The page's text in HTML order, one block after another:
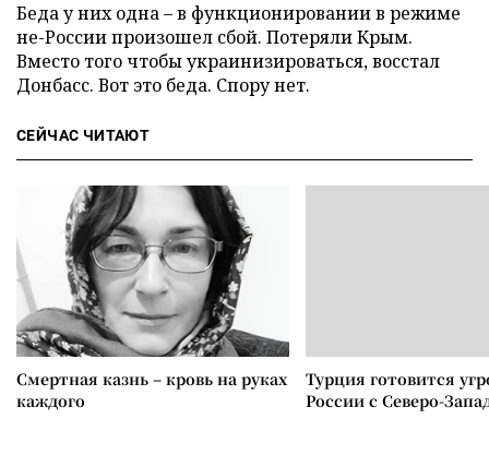
Беда у них одна – в функционировании в режиме
не-России произошел сбой. Потеряли Крым.
Вместо того чтобы украинизироваться, восстал
Донбасс. Вот это беда. Спору нет.
СЕЙЧАС ЧИТАЮТ
Смертная казнь – кровь на руках
каждого
Турция готовится
России с Северо-